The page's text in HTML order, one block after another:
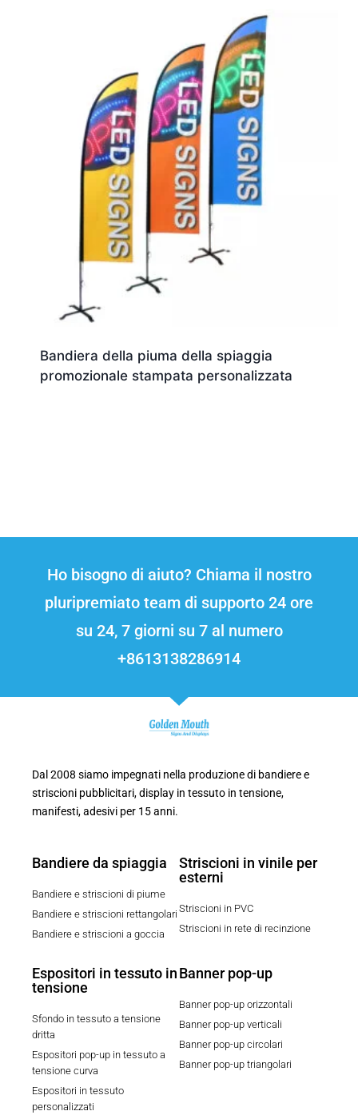
Bandiera della piuma della spiaggia
promozionale stampata personalizzata
Ho bisogno di aiuto? Chiama il nostro
pluripremiato team di supporto 24 ore
su 24, 7 giorni su 7 al numero
+8613138286914
Dal 2008 siamo impegnati nella produzione di bandiere e
striscioni pubblicitari, display in tessuto in tensione,
manifesti, adesivi per 15 anni.
Bandiere da spiaggia
Bandiere e striscioni di piume
Bandiere e striscioni rettangolari
Bandiere e striscioni a goccia
Striscioni in vinile per
esterni
Striscioni in PVC
Striscioni in rete di recinzione
Espositori in tessuto in
tensione
Sfondo in tessuto a tensione
dritta
Espositori pop-up in tessuto a
tensione curva
Espositori in tessuto
personalizzati
Banner pop-up
Banner pop-up orizzontali
Banner pop-up verticali
Banner pop-up circolari
Banner pop-up triangolari